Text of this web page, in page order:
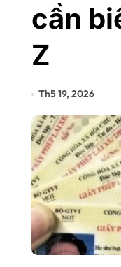
cần
Z
Th5 19, 2026